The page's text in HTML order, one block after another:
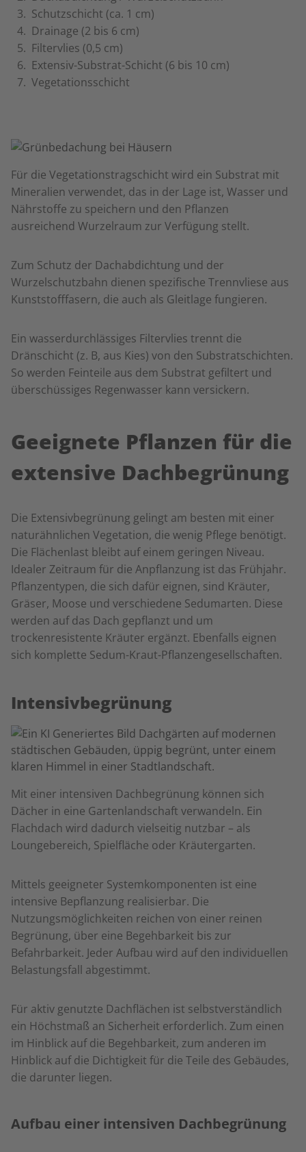
Schutzschicht (ca. 1 cm)
Drainage (2 bis 6 cm)
Filtervlies (0,5 cm)
Extensiv-Substrat-Schicht (6 bis 10 cm)
Vegetationsschicht
Für die Vegetationstragschicht wird ein Substrat mit
Mineralien verwendet, das in der Lage ist, Wasser und
Nährstoffe zu speichern und den Pflanzen
ausreichend Wurzelraum zur Verfügung stellt.
Zum Schutz der Dachabdichtung und der
Wurzelschutzbahn dienen spezifische Trennvliese aus
Kunststofffasern, die auch als Gleitlage fungieren.
Ein wasserdurchlässiges Filtervlies trennt die
Dränschicht (z. B, aus Kies) von den Substratschichten.
So werden Feinteile aus dem Substrat gefiltert und
überschüssiges Regenwasser kann versickern.
Geeignete Pflanzen für die
extensive Dachbegrünung
Die Extensivbegrünung gelingt am besten mit einer
naturähnlichen Vegetation, die wenig Pflege benötigt.
Die Flächenlast bleibt auf einem geringen Niveau.
Idealer Zeitraum für die Anpflanzung ist das Frühjahr.
Pflanzentypen, die sich dafür eignen, sind Kräuter,
Gräser, Moose und verschiedene Sedumarten. Diese
werden auf das Dach gepflanzt und um
trockenresistente Kräuter ergänzt. Ebenfalls eignen
sich komplette Sedum-Kraut-Pflanzengesellschaften.
Intensivbegrünung
Mit einer intensiven Dachbegrünung können sich
Dächer in eine Gartenlandschaft verwandeln. Ein
Flachdach wird dadurch vielseitig nutzbar – als
Loungebereich, Spielfläche oder Kräutergarten.
Mittels geeigneter Systemkomponenten ist eine
intensive Bepflanzung realisierbar. Die
Nutzungsmöglichkeiten reichen von einer reinen
Begrünung, über eine Begehbarkeit bis zur
Befahrbarkeit. Jeder Aufbau wird auf den individuellen
Belastungsfall abgestimmt.
Für aktiv genutzte Dachflächen ist selbstverständlich
ein Höchstmaß an Sicherheit erforderlich. Zum einen
im Hinblick auf die Begehbarkeit, zum anderen im
Hinblick auf die Dichtigkeit für die Teile des Gebäudes,
die darunter liegen.
Aufbau einer intensiven Dachbegrünung